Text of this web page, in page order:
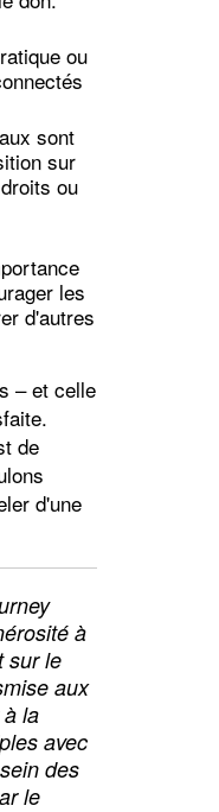
ou
sont
sur
ou
les
d'autres
– et celle
de
d'une
à
sur le
aux
la
avec
des
le